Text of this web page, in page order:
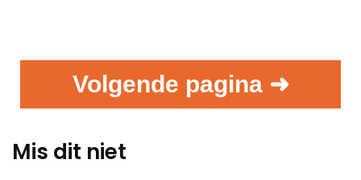
Volgende pagina ➜
Mis dit niet